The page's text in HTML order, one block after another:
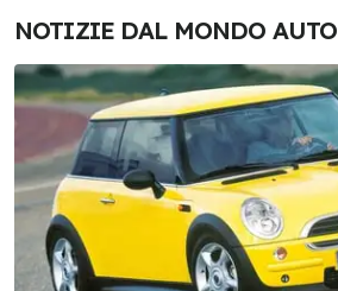
NOTIZIE DAL MONDO AUTO